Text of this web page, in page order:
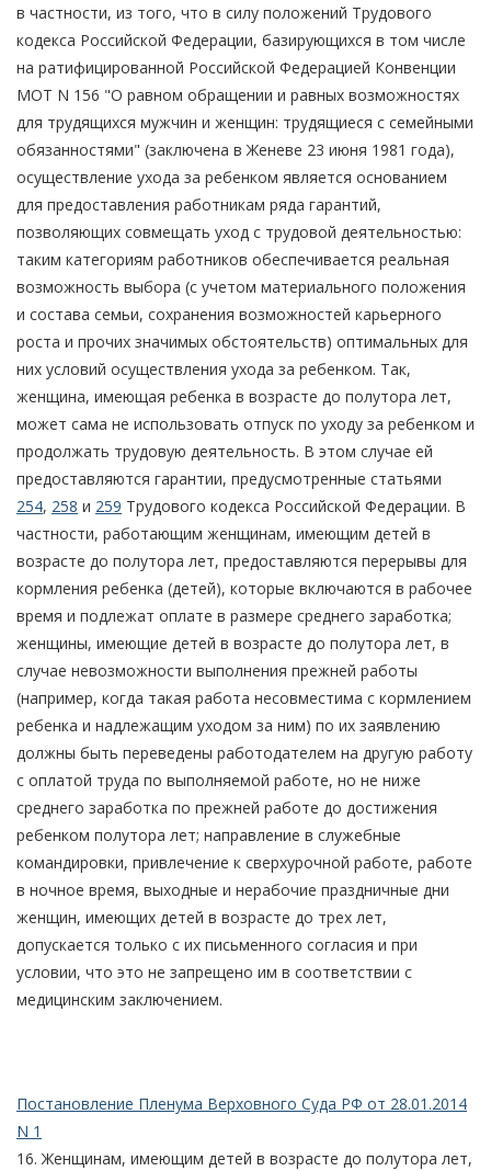
в частности, из того, что в силу положений Трудового
кодекса Российской Федерации, базирующихся в том числе
на ратифицированной Российской Федерацией Конвенции
МОТ N 156 "О равном обращении и равных возможностях
для трудящихся мужчин и женщин: трудящиеся с семейными
обязанностями" (заключена в Женеве 23 июня 1981 года),
осуществление ухода за ребенком является основанием
для предоставления работникам ряда гарантий,
позволяющих совмещать уход с трудовой деятельностью:
таким категориям работников обеспечивается реальная
возможность выбора (с учетом материального положения
и состава семьи, сохранения возможностей карьерного
роста и прочих значимых обстоятельств) оптимальных для
них условий осуществления ухода за ребенком. Так,
женщина, имеющая ребенка в возрасте до полутора лет,
может сама не использовать отпуск по уходу за ребенком и
продолжать трудовую деятельность. В этом случае ей
предоставляются гарантии, предусмотренные статьями
254, 258 и 259 Трудового кодекса Российской Федерации. В
частности, работающим женщинам, имеющим детей в
возрасте до полутора лет, предоставляются перерывы для
кормления ребенка (детей), которые включаются в рабочее
время и подлежат оплате в размере среднего заработка;
женщины, имеющие детей в возрасте до полутора лет, в
случае невозможности выполнения прежней работы
(например, когда такая работа несовместима с кормлением
ребенка и надлежащим уходом за ним) по их заявлению
должны быть переведены работодателем на другую работу
с оплатой труда по выполняемой работе, но не ниже
среднего заработка по прежней работе до достижения
ребенком полутора лет; направление в служебные
командировки, привлечение к сверхурочной работе, работе
в ночное время, выходные и нерабочие праздничные дни
женщин, имеющих детей в возрасте до трех лет,
допускается только с их письменного согласия и при
условии, что это не запрещено им в соответствии с
медицинским заключением.
Постановление Пленума Верховного Суда РФ от 28.01.2014
N 1
16. Женщинам, имеющим детей в возрасте до полутора лет,